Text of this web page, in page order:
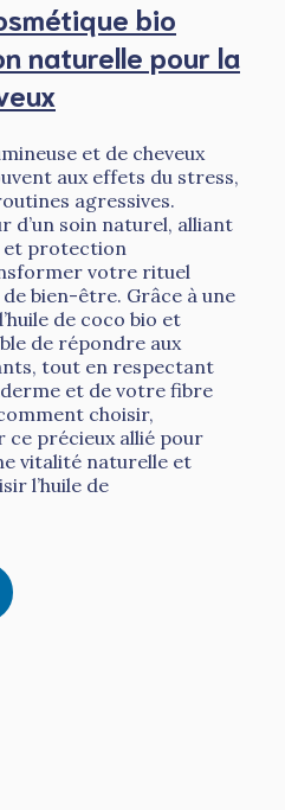
bio
naturelle pour la
et de cheveux
aux effets du stress,
agressives.
d’un soin naturel, alliant
protection
votre rituel
bien-être. Grâce à une
de coco bio et
de répondre aux
tout en respectant
et de votre fibre
choisir,
précieux allié pour
vitalité naturelle et
l’huile de